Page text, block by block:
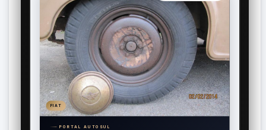
FIAT
PORTAL AUTOSUL